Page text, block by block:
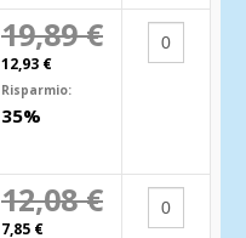
19,89 €
12,93 €
Risparmio:
35%
12,08 €
7,85 €